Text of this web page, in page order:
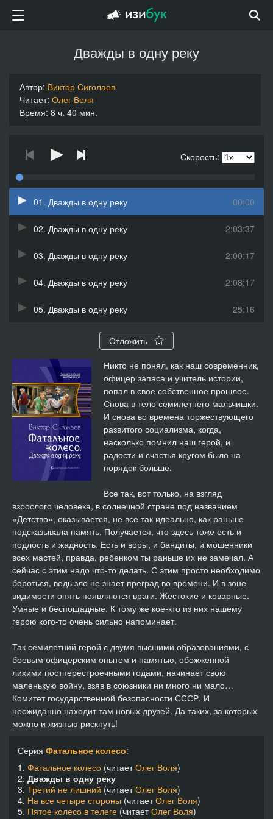
Дважды в одну реку
Автор: Виктор Сиголаев
Читает: Олег Воля
Время: 8 ч. 40 мин.
Скорость:
00:00
01. Дважды в одну реку
2:03:37
02. Дважды в одну реку
2:00:17
03. Дважды в одну реку
2:08:17
04. Дважды в одну реку
25:16
05. Дважды в одну реку
Отложить
Никто не понял, как наш современник,
офицер запаса и учитель истории,
попал в свое собственное прошлое.
Снова в тело семилетнего мальчишки.
И снова во времена торжествующего
развитого социализма, когда,
насколько помнил наш герой, и
радости и счастья кругом было на
порядок больше.
Все так, вот только, на взгляд
взрослого человека, в солнечной стране под названием
«Детство», оказывается, не все так идеально, как раньше
подсказывала память. Получается, что здесь тоже есть и
подлость и жадность. Есть и воры, и бандиты, и мошенники
всех мастей, правда, ребенком ты раньше их не замечал. А
сейчас с этим надо что-то делать. С этим просто необходимо
бороться, ведь зло не знает преград во времени. И в зоне
видимости опять появляются враги. Жестокие и коварные.
Умные и беспощадные. К тому же кое-кто из них нашему
герою кого-то очень сильно напоминает.
Так семилетний герой с двумя высшими образованиями, с
боевым офицерским опытом и памятью, обожженной
лихими постперестроечными годами, начинает свою
маленькую войну, взяв в союзники ни много ни мало…
Комитет государственной безопасности СССР. И
неожиданно находит там новых друзей. Да таких, за которых
можно и жизнью рискнуть!
Серия Фатальное колесо:
1. Фатальное колесо (читаетОлег Воля)
2. Дважды в одну реку
3. Третий не лишний (читаетОлег Воля)
4. На все четыре стороны (читаетОлег Воля)
5. Пятое колесо в телеге (читаетОлег Воля)